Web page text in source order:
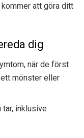
att göra ditt
dig
när de först
mönster eller
tar, inklusive